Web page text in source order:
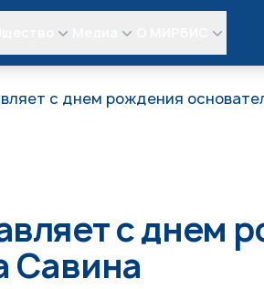
с днем рождения
с днем
Савина